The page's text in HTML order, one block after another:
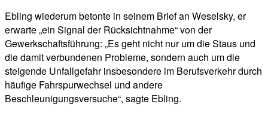
Ebling wiederum betonte in seinem Brief an Weselsky, er
erwarte „ein Signal der Rücksichtnahme“ von der
Gewerkschaftsführung: „Es geht nicht nur um die Staus und
die damit verbundenen Probleme, sondern auch um die
steigende Unfallgefahr insbesondere im Berufsverkehr durch
häufige Fahrspurwechsel und andere
Beschleunigungsversuche“, sagte Ebling.